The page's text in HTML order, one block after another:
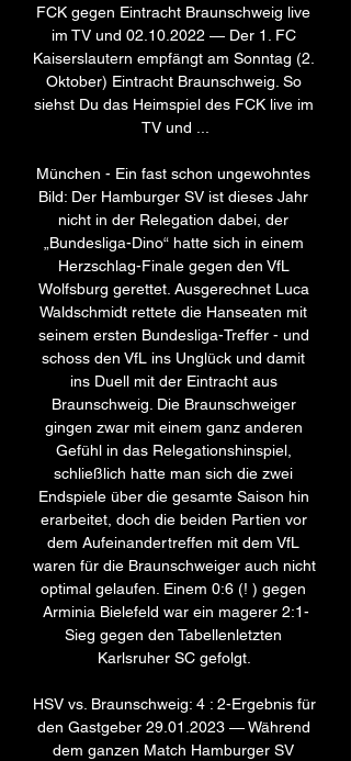
FCK gegen Eintracht Braunschweig live
im TV und 02.10.2022 — Der 1. FC
Kaiserslautern empfängt am Sonntag (2.
Oktober) Eintracht Braunschweig. So
siehst Du das Heimspiel des FCK live im
TV und ...
München - Ein fast schon ungewohntes
Bild: Der Hamburger SV ist dieses Jahr
nicht in der Relegation dabei, der
„Bundesliga-Dino“ hatte sich in einem
Herzschlag-Finale gegen den VfL
Wolfsburg gerettet. Ausgerechnet Luca
Waldschmidt rettete die Hanseaten mit
seinem ersten Bundesliga-Treffer - und
schoss den VfL ins Unglück und damit
ins Duell mit der Eintracht aus
Braunschweig. Die Braunschweiger
gingen zwar mit einem ganz anderen
Gefühl in das Relegationshinspiel,
schließlich hatte man sich die zwei
Endspiele über die gesamte Saison hin
erarbeitet, doch die beiden Partien vor
dem Aufeinandertreffen mit dem VfL
waren für die Braunschweiger auch nicht
optimal gelaufen. Einem 0:6 (! ) gegen
Arminia Bielefeld war ein magerer 2:1-
Sieg gegen den Tabellenletzten
Karlsruher SC gefolgt.
HSV vs. Braunschweig: 4 : 2-Ergebnis für
den Gastgeber 29.01.2023 — Während
dem ganzen Match Hamburger SV